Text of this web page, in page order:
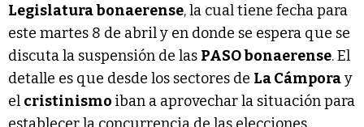
Legislatura bonaerense, la cual tiene fecha para
este martes 8 de abril y en donde se espera que se
discuta la suspensión de las PASO bonaerense. El
detalle es que desde los sectores de La Cámporay
el cristinismo iban a aprovechar la situación para